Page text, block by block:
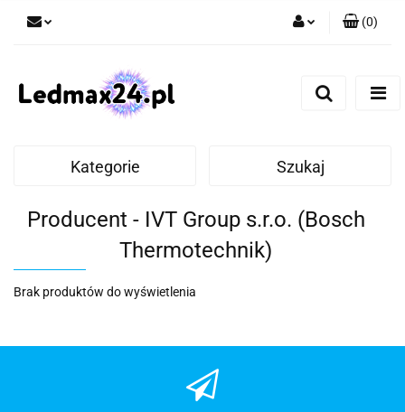
(0)
Kategorie Szukaj
Producent - IVT Group s.r.o. (Bosch
Thermotechnik)
Brak produktów do wyświetlenia